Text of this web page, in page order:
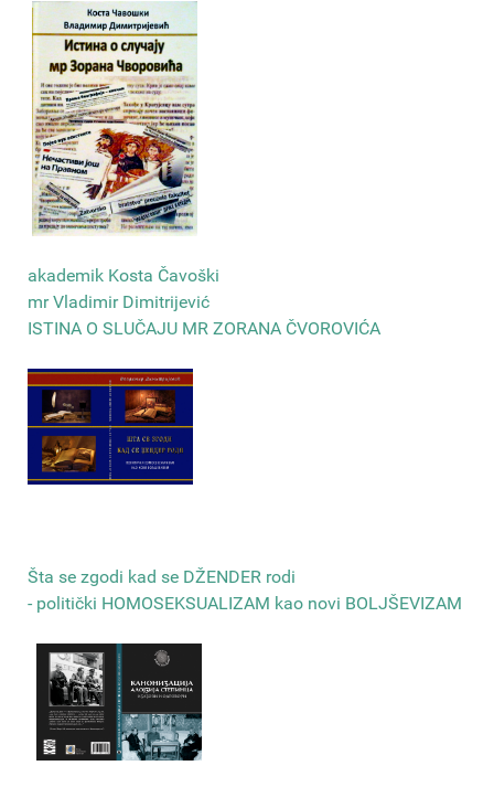
akademik Kosta Čavoški
mr Vladimir Dimitrijević
ISTINA O SLUČAJU MR ZORANA ČVOROVIĆA
Šta se zgodi kad se DŽENDER rodi
- politički HOMOSEKSUALIZAM kao novi BOLJŠEVIZAM